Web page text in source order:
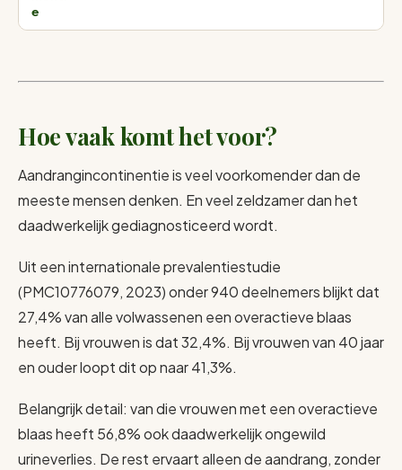
e
Hoe vaak komt het voor?
Aandrangincontinentie is veel voorkomender dan de
meeste mensen denken. En veel zeldzamer dan het
daadwerkelijk gediagnosticeerd wordt.
Uit een internationale prevalentiestudie
(PMC10776079, 2023) onder 940 deelnemers blijkt dat
27,4% van alle volwassenen een overactieve blaas
heeft. Bij vrouwen is dat 32,4%. Bij vrouwen van 40 jaar
en ouder loopt dit op naar 41,3%.
Belangrijk detail: van die vrouwen met een overactieve
blaas heeft 56,8% ook daadwerkelijk ongewild
urineverlies. De rest ervaart alleen de aandrang, zonder